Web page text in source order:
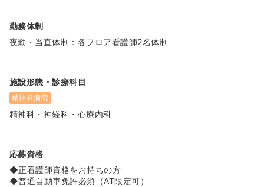
勤務体制
夜勤・当直体制：各フロア看護師2名体制
施設形態・診療科目
精神科病院
精神科・神経科・心療内科
応募資格
◆正看護師資格をお持ちの方
◆普通自動車免許必須（AT限定可）